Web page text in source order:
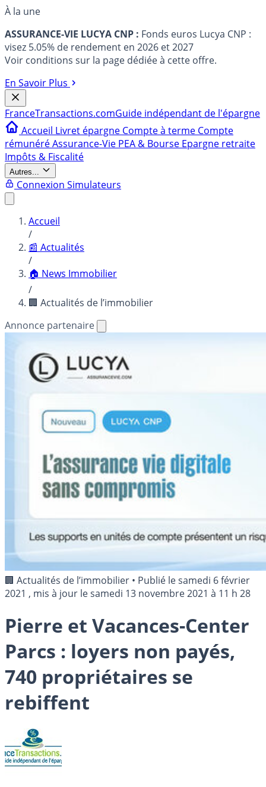
À la une
ASSURANCE-VIE LUCYA CNP : Fonds euros Lucya CNP :
visez 5.05% de rendement en 2026 et 2027
Voir conditions sur la page dédiée à cette offre.
En Savoir Plus
FranceTransactions.comGuide indépendant de l'épargne
Accueil Livret épargne Compte à terme Compte
rémunéréAssurance-Vie PEA & Bourse Epargne retraite
Impôts & Fiscalité
Autres...
Connexion Simulateurs
Accueil
/
📰 Actualités
/
🏠 News Immobilier
/
🏢 Actualités de l’immobilier
Annonce partenaire
🏢 Actualités de l’immobilier • Publié lesamedi 6 février
2021 , mis à jour lesamedi 13 novembre 2021 à 11 h 28
Pierre et Vacances-Center
Parcs : loyers non payés,
740 propriétaires se
rebiffent